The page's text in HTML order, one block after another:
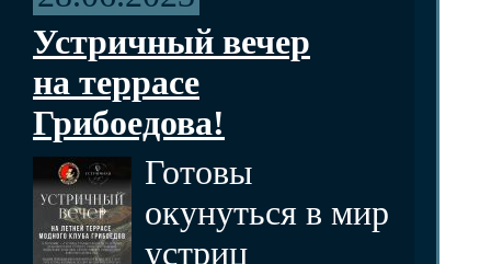
Устричный вечер
на террасе
Грибоедова!
Готовы
окунуться в мир
устриц